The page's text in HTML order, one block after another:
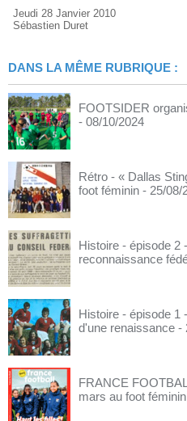
Jeudi 28 Janvier 2010
Sébastien Duret
DANS LA MÊME RUBRIQUE :
FOOTSIDER
- 08/10/2024
Rétro - « Dallas
foot féminin - 25/08/
Histoire - épisode 2
reconnaissance
Histoire - épisode 1
d'une renaissance -
FRANCE
mars au foot féminin